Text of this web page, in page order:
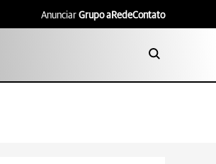
Anunciar Grupo aRedeContato